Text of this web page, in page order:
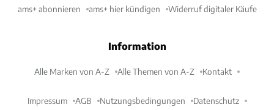
ams+ abonnieren ams+ hier kündigen Widerruf digitaler Käufe
Information
Alle Marken von A-Z Alle Themen von A-Z Kontakt
Impressum AGB Nutzungsbedingungen Datenschutz